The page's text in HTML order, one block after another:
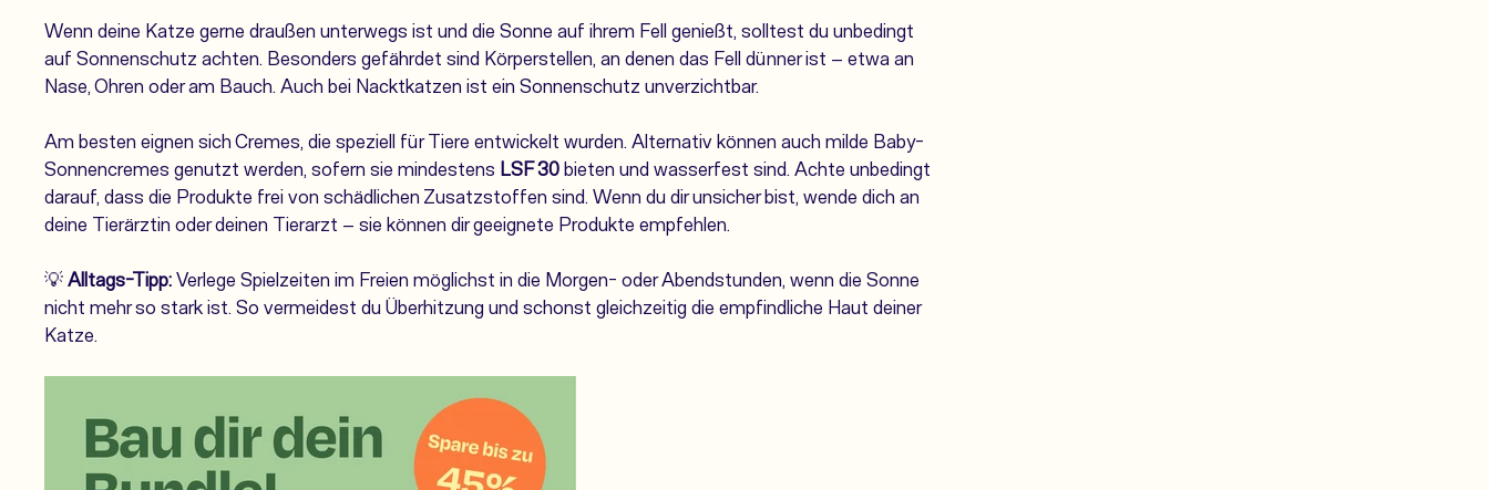
Wenn deine Katze gerne draußen unterwegs ist und die Sonne auf ihrem Fell genießt, solltest du unbedingt
auf Sonnenschutz achten. Besonders gefährdet sind Körperstellen, an denen das Fell dünner ist – etwa an
Nase, Ohren oder am Bauch. Auch bei Nacktkatzen ist ein Sonnenschutz unverzichtbar.
Am besten eignen sich Cremes, die speziell für Tiere entwickelt wurden. Alternativ können auch milde Baby-
Sonnencremes genutzt werden, sofern sie mindestens LSF 30 bieten und wasserfest sind. Achte unbedingt
darauf, dass die Produkte frei von schädlichen Zusatzstoffen sind. Wenn du dir unsicher bist, wende dich an
deine Tierärztin oder deinen Tierarzt – sie können dir geeignete Produkte empfehlen.
💡 Alltags-Tipp: Verlege Spielzeiten im Freien möglichst in die Morgen- oder Abendstunden, wenn die Sonne
nicht mehr so stark ist. So vermeidest du Überhitzung und schonst gleichzeitig die empfindliche Haut deiner
Katze.